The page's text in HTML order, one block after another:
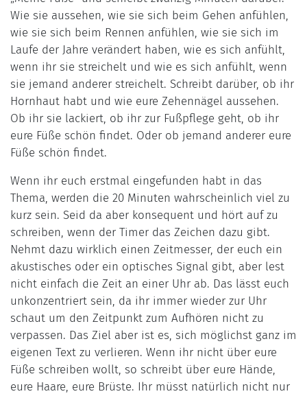
Wie sie aussehen, wie sie sich beim Gehen anfühlen,
wie sie sich beim Rennen anfühlen, wie sie sich im
Laufe der Jahre verändert haben, wie es sich anfühlt,
wenn ihr sie streichelt und wie es sich anfühlt, wenn
sie jemand anderer streichelt. Schreibt darüber, ob ihr
Hornhaut habt und wie eure Zehennägel aussehen.
Ob ihr sie lackiert, ob ihr zur Fußpflege geht, ob ihr
eure Füße schön findet. Oder ob jemand anderer eure
Füße schön findet.
Wenn ihr euch erstmal eingefunden habt in das
Thema, werden die 20 Minuten wahrscheinlich viel zu
kurz sein. Seid da aber konsequent und hört auf zu
schreiben, wenn der Timer das Zeichen dazu gibt.
Nehmt dazu wirklich einen Zeitmesser, der euch ein
akustisches oder ein optisches Signal gibt, aber lest
nicht einfach die Zeit an einer Uhr ab. Das lässt euch
unkonzentriert sein, da ihr immer wieder zur Uhr
schaut um den Zeitpunkt zum Aufhören nicht zu
verpassen. Das Ziel aber ist es, sich möglichst ganz im
eigenen Text zu verlieren. Wenn ihr nicht über eure
Füße schreiben wollt, so schreibt über eure Hände,
eure Haare, eure Brüste. Ihr müsst natürlich nicht nur